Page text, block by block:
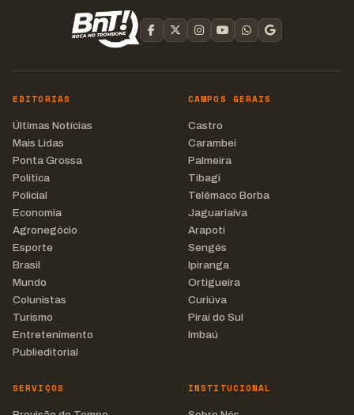
EDITORIAS
Últimas Notícias
Mais Lidas
Ponta Grossa
Política
Policial
Economia
Agronegócio
Esporte
Brasil
Mundo
Colunistas
Turismo
Entretenimento
Publieditorial
CAMPOS GERAIS
Castro
Carambeí
Palmeira
Tibagi
Telêmaco Borba
Jaguariaíva
Arapoti
Sengés
Ipiranga
Ortigueira
Curiúva
Piraí do Sul
Imbaú
SERVIÇOS INSTITUCIONAL